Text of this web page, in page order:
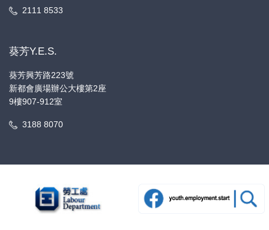
2111 8533
葵芳Y.E.S.
葵芳興芳路223號
新都會廣場辦公大樓第2座
9樓907-912室
3188 8070